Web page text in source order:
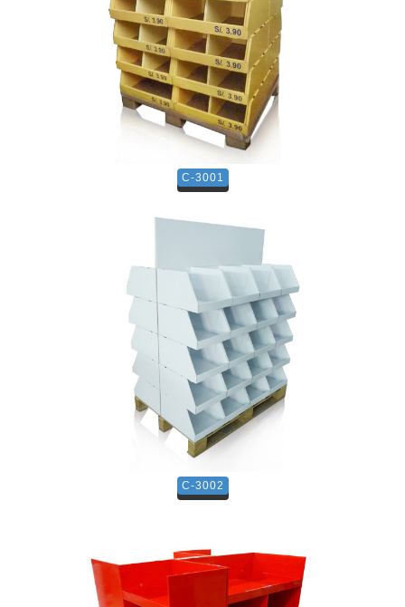
C-3001
C-3002